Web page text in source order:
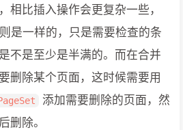
相比插入操作会更复杂一些，
是一样的，只是需要检查的条
不是至少是半满的。而在合并
删除某个页面，这时候需要用
添加需要删除的页面，然
删除。